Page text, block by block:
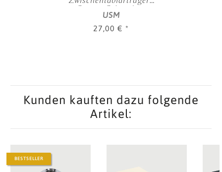
Set mit Schrauben
USM
27,00 € *
Kunden kauften dazu folgende
Artikel:
BESTSELLER